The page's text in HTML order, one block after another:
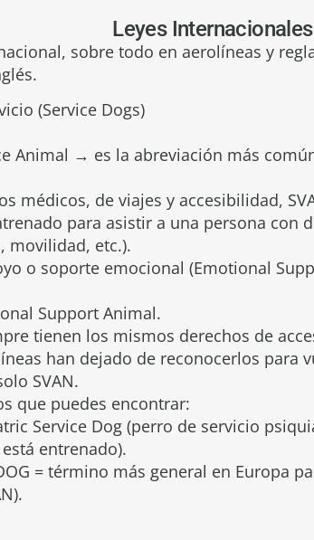
Leyes Internacionales
sobre todo en aerolíneas y
(Service Dogs)
Animal → es la abreviación más
médicos, de viajes y accesibilidad,
para asistir a una persona con
movilidad, etc.).
o soporte emocional (Emotional
Support Animal.
tienen los mismos derechos de
han dejado de reconocerlos para
SVAN.
que puedes encontrar:
Service Dog (perro de servicio
entrenado).
DOG = término más general en Europa